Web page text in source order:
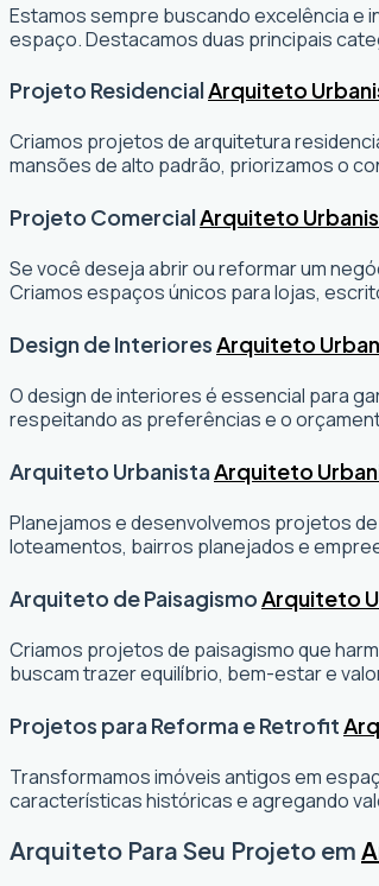
Estamos sempre buscando excelência e
espaço. Destacamos duas principais
Projeto ResidencialArquiteto
Criamos projetos de arquitetura
mansões de alto padrão, priorizamos o
Projeto ComercialArquiteto
Se você deseja abrir ou reformar um
Criamos espaços únicos para lojas,
Design de InterioresArquiteto
O design de interiores é essencial para
respeitando as preferências e o
Arquiteto UrbanistaArquiteto
Planejamos e desenvolvemos projetos
loteamentos, bairros planejados e
Arquiteto de PaisagismoArquiteto
Criamos projetos de paisagismo que
buscam trazer equilíbrio, bem-estar e
Projetos para Reforma e Retrofit
Transformamos imóveis antigos em
características históricas e agregando
Arquiteto Para Seu Projeto em